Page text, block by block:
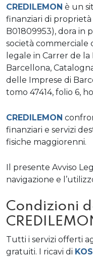
CREDILEMON è un
finanziari di proprietà
B01809953), dora in
società commerciale
legale in Carrer de
Barcellona,
delle Imprese di
tomo 47414, folio 6,
CREDILEMON
finanziari e servizi
fisiche maggiorenni.
Il presente Avviso
navigazione e
Condizioni
Tutti i servizi offerti
gratuiti. I ricavi di